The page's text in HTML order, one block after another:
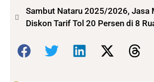
Sambut Nataru 2025/2026, Jasa
Diskon Tarif Tol 20 Persen di 8
Bagikan: